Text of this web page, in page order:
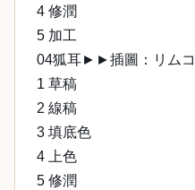
4 修潤
5 加工
04狐耳►►插圖：リムコ
1 草稿
2 線稿
3 填底色
4 上色
5 修潤